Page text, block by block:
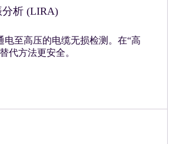
分析 (LIRA)
电至高压的电缆无损检测。在“高
代方法更安全。